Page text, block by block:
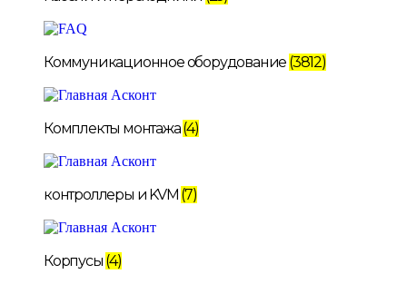
Коммуникационное оборудование (3812)
Комплекты монтажа(4)
контроллеры и KVM (7)
Корпусы (4)